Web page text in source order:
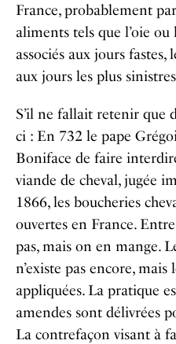
France, probablement
aliments tels que l’oie ou
associés aux jours fastes,
aux jours les plus
S’il ne fallait retenir que
ci : En 732 le pape
Boniface de faire
viande de cheval, jugée
1866, les boucheries
ouvertes en France.
pas, mais on en mange.
n’existe pas encore,
appliquées. La pratique
amendes sont délivrées
La contrefaçon visant à